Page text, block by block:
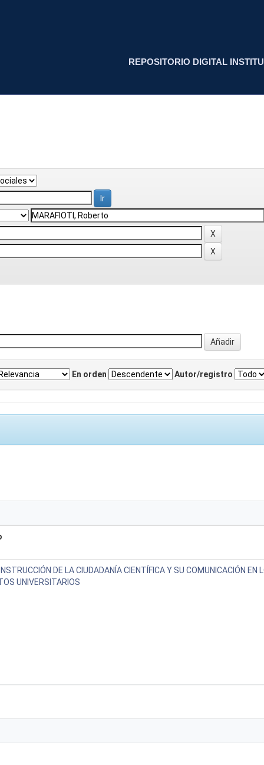
REPOSITORIO DIGITAL
En orden Autor/registro
DE LA CIUDADANÍA CIENTÍFICA Y SU COMUNICACIÓN EN
UNIVERSITARIOS